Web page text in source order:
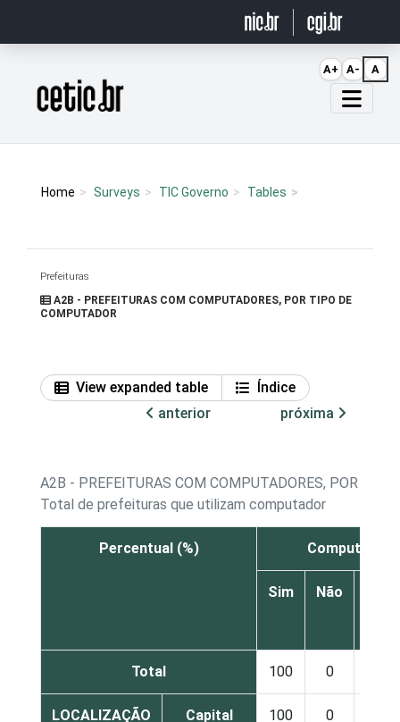
Página inicial
Home Surveys TIC Governo Tables
Prefeituras
A2B - PREFEITURAS COM COMPUTADORES, POR TIPO DE
COMPUTADOR
View expanded table
Índice
anterior
próxima
A2B - PREFEITURAS COM COMPUTADORES, POR
Total de prefeituras que utilizam computador
Percentual (%) Computador
Sim Não
Total 100 0
LOCALIZAÇÃO Capital 100 0
A+ A- A